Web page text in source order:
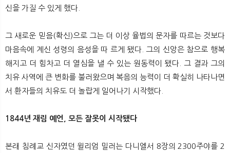
신을 가질 수 있게 했다.
그 새로운 믿음(확신)으로 그는 더 이상 율법의 문자를 따르는 것보다
마음속에 계신 성령의 음성을 따 르게 됐다. 그의 신앙은 참으로 행복
해지고 더 힘차고 더 열심을 낼 수 있는 원동력이 됐다. 그 결과 그의
치유 사역에 큰 변화를 불러왔으며 복음의 능력이 더 확실히 나타나면
서 환자들의 치유도 더 놀랍게 일어나기 시작했다.
1844년 재림 예언, 모든 잘못이 시작됐다
본래 침례교 신자였던 윌리엄 밀러는 다니엘서 8장의 2300주야를 2